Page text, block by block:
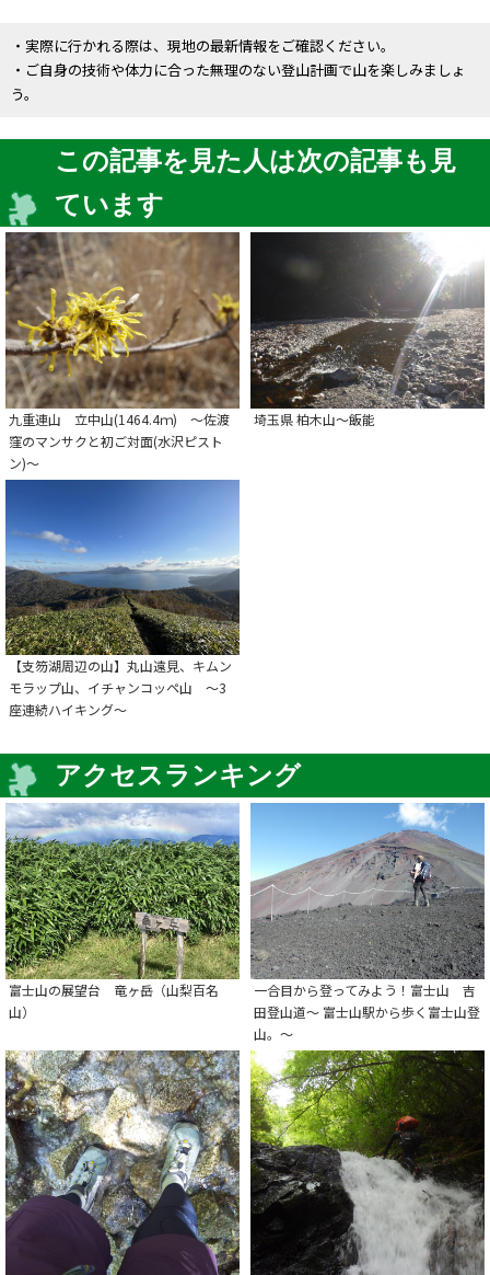
・実際に行かれる際は、現地の最新情報をご確認ください。
・ご自身の技術や体力に合った無理のない登山計画で山を楽しみましょ
う。
この記事を見た人は次の記事も見
ています
九重連山 立中山(1464.4ｍ) ～佐渡
窪のマンサクと初ご対面(水沢ピスト
ン)～
埼玉県 柏木山～飯能
【支笏湖周辺の山】丸山遠見、キムン
モラップ山、イチャンコッペ山 〜3
座連続ハイキング〜
アクセスランキング
富士山の展望台 竜ヶ岳（山梨百名
山）
一合目から登ってみよう！富士山 吉
田登山道～ 富士山駅から歩く富士山登
山。～